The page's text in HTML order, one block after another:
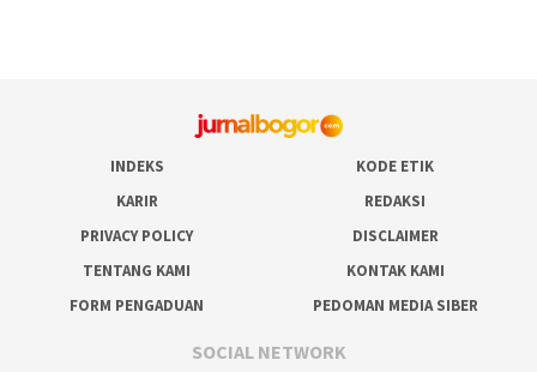
INDEKS
KODE ETIK
KARIR
REDAKSI
PRIVACY POLICY
DISCLAIMER
TENTANG KAMI
KONTAK KAMI
FORM PENGADUAN
PEDOMAN MEDIA SIBER
SOCIAL NETWORK